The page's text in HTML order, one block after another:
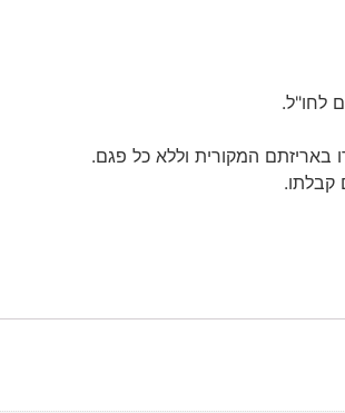
לחו"ל.
באריזתם המקורית וללא כל פגם.